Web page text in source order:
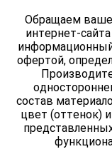
Обращаем ваше
интернет-сайта
информационный
офертой,
состав
цвет (оттенок)